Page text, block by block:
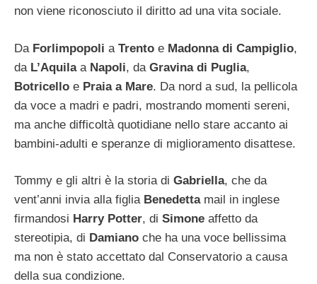
non viene riconosciuto il diritto ad una vita sociale.
Da Forlimpopoli a Trento e Madonna di Campiglio,
da L’Aquilaa Napoli, da Gravina di Puglia,
Botricello e Praia a Mare. Da nord a sud, la pellicola
da voce a madri e padri, mostrando momenti sereni,
ma anche difficoltà quotidiane nello stare accanto ai
bambini-adulti e speranze di miglioramento disattese.
Tommy e gli altri è la storia di Gabriella, che da
vent’anni invia alla figlia Benedetta mail in inglese
firmandosi Harry Potter, di Simone affetto da
stereotipia, di Damiano che ha una voce bellissima
ma non è stato accettato dal Conservatorio a causa
della sua condizione.